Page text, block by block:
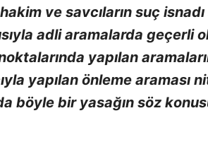
ve savcıların suç
adli aramalarda geçerli
yapılan
yapılan önleme araması
böyle bir yasağın söz